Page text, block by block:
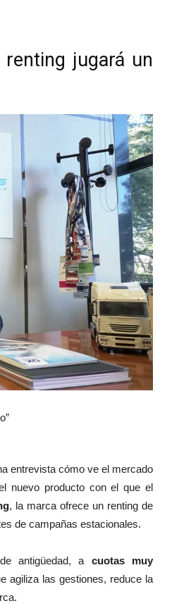
jugará un
entrevista cómo ve el mercado
nuevo producto con el que el
, la marca ofrece un renting de
de campañas estacionales.
antigüedad, a cuotas muy
agiliza las gestiones, reduce la